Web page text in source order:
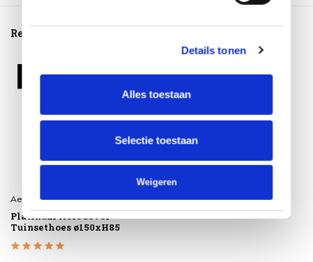
Details tonen
Alles toestaan
Selectie toestaan
Weigeren
Reeds bekeken
Aerocover
Platinum AeroCover
Tuinsethoes ø150xH85